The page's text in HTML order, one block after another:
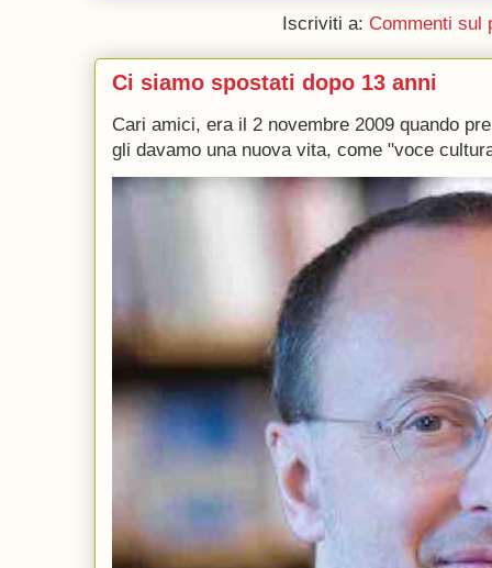
Iscriviti a: Commenti sul
Ci siamo spostati dopo 13 anni
Cari amici, era il 2 novembre 2009 quando
gli davamo una nuova vita, come "voce